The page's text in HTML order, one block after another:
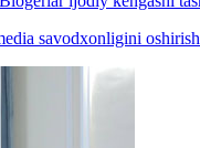
savodxonligini